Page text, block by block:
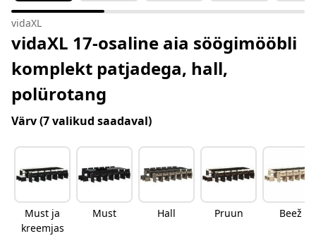
vidaXL
vidaXL 17-osaline aia söögimööbli
komplekt patjadega, hall,
polürotang
Värv(7 valikud saadaval)
Must ja
kreemjas
Must Hall Pruun Beež